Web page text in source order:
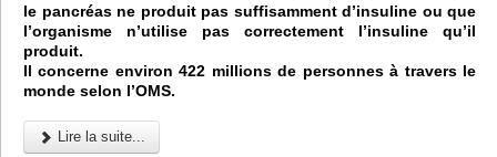
le pancréas ne produit pas suffisamment d’insuline ou que
l’organisme n’utilise pas correctement l’insuline qu’il
produit.
Il concerne environ 422 millions de personnes à travers le
monde selon l’OMS.
Lire la suite...